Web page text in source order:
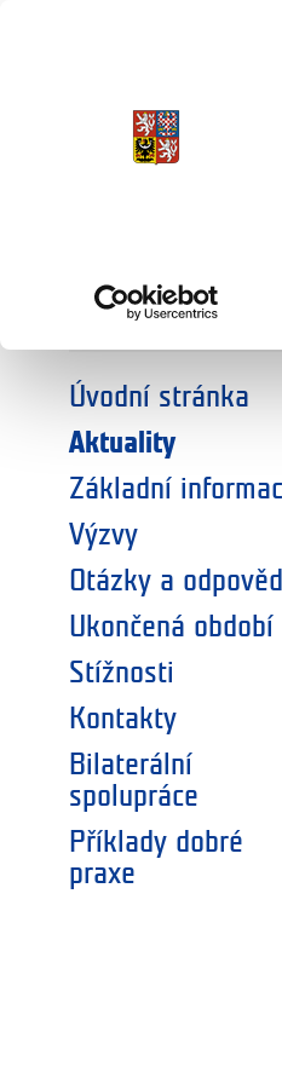
ZVOLTE SI OBLAST:
SOCIÁLNÍ DIALOG
Úvodní stránka
Aktuality
Základní
Výzvy
Otázky a
Ukončená období
Stížnosti
Kontakty
Bilaterální
spolupráce
Příklady dobré
praxe